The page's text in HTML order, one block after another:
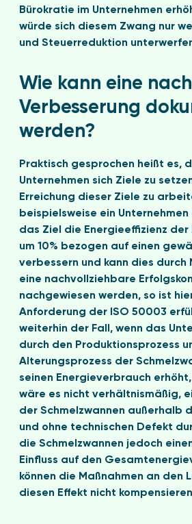
Bürokratie im Unternehmen
würde sich diesem Zwang nur
und Steuerreduktion
Wie kann eine
Verbesserung
werden?
Praktisch gesprochen heißt es,
Unternehmen sich Ziele zu
Erreichung dieser Ziele zu
beispielsweise ein
das Ziel die Energieeffizienz
um 10% bezogen auf einen
verbessern und kann dies durch
eine nachvollziehbare
nachgewiesen werden, so ist
Anforderung der ISO 50003
weiterhin der Fall, wenn das
durch den Produktionsprozess
Alterungsprozess der
seinen Energieverbrauch
wäre es nicht verhältnismäßig,
der Schmelzwannen außerhalb
und ohne technischen Defekt
die Schmelzwannen jedoch
Einfluss auf den
können die Maßnahmen an den
diesen Effekt nicht